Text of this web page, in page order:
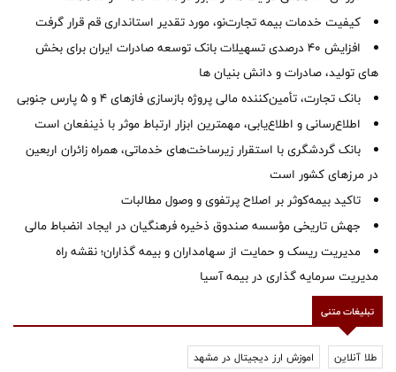
کیفیت خدمات بیمه تجارت‌نو، مورد تقدیر استانداری قم قرار گرفت
افزایش 40 درصدی تسهیلات بانک توسعه صادرات ایران برای بخش
های تولید، صادرات و دانش بنیان ها
بانک تجارت، تأمین‌کننده مالی پروژه بازسازی فازهای ۴ و ۵ پارس جنوبی
اطلاع‌رسانی و اطلاع‌یابی، مهمترین ابزار ارتباط موثر با ذینفعان است
بانک گردشگری با استقرار زیرساخت‌های خدماتی، همراه زائران اربعین
در مرزهای کشور است
تاکید بیمه‌کوثر بر اصلاح پرتفوی و وصول مطالبات ‌
جهش تاریخی مؤسسه صندوق ذخیره فرهنگیان در ایجاد انضباط مالی
مدیریت ریسک و حمایت از سهامداران و بیمه گذاران؛ نقشه راه
مدیریت سرمایه گذاری در بیمه آسیا
تبلیغات متنی
طلا آنلاین اموزش ارز دیجیتال در مشهد